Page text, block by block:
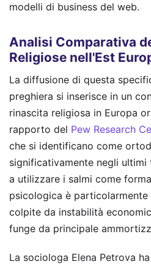
modelli di business del web.
Analisi Comparativa
Religiose nell'Est
La diffusione di questa
preghiera si inserisce in un
rinascita religiosa in Europa
rapporto del Pew Research
che si identificano come
significativamente negli ultimi
a utilizzare i salmi come
psicologica è particolarmente
colpite da instabilità
funge da principale
La sociologa Elena Petrova